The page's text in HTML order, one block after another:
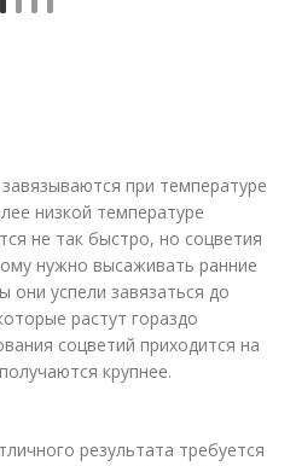
при температуре
низкой температуре
не так быстро, но соцветия
нужно высаживать ранние
они успели завязаться до
растут гораздо
соцветий приходится на
крупнее.
результата требуется